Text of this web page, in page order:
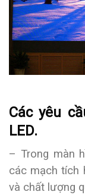
Các yêu
LED.
– Trong màn
các mạch tích
và chất lượng